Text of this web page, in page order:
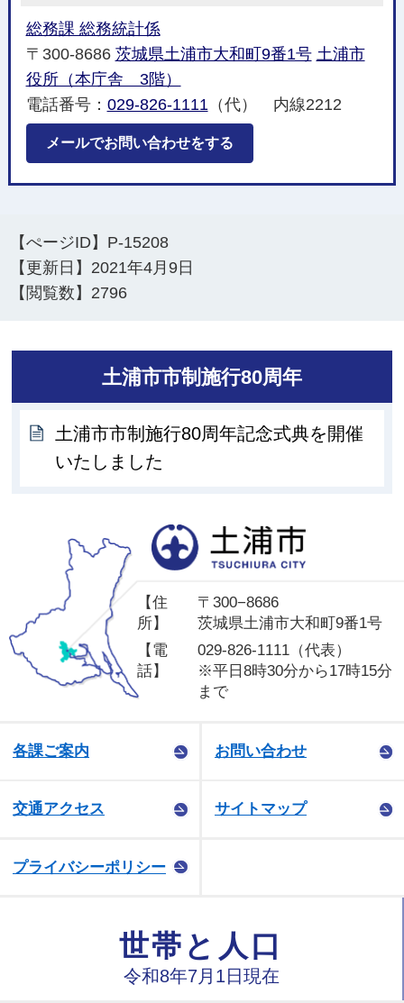
総務課 総務統計係
〒300-8686 茨城県土浦市大和町9番1号 土浦市
役所（本庁舎 3階）
電話番号： 029-826-1111 （代） 内線2212
メールでお問い合わせをする
【ぺージID】 P-15208
【更新日】 2021年4月9日
【閲覧数】 2796
土浦市市制施行80周年
土浦市市制施行80周年記念式典を開催
いたしました
【住
所】
〒300−8686
茨城県土浦市大和町9番1号
【電
話】
029-826-1111（代表）
※平日8時30分から17時15分
まで
各課ご案内 お問い合わせ
交通アクセス サイトマップ
プライバシーポリシー